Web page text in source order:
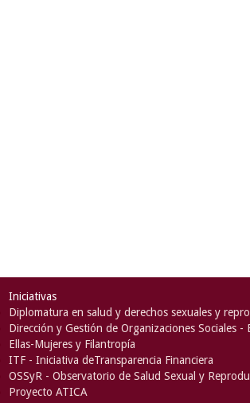
Iniciativas
Diplomatura en salud y derechos sexuales y
Dirección y Gestión de Organizaciones Sociales -
Ellas-Mujeres y Filantropía
ITF - Iniciativa deTransparencia Financiera
OSSyR - Observatorio de Salud Sexual y
Proyecto ATICA